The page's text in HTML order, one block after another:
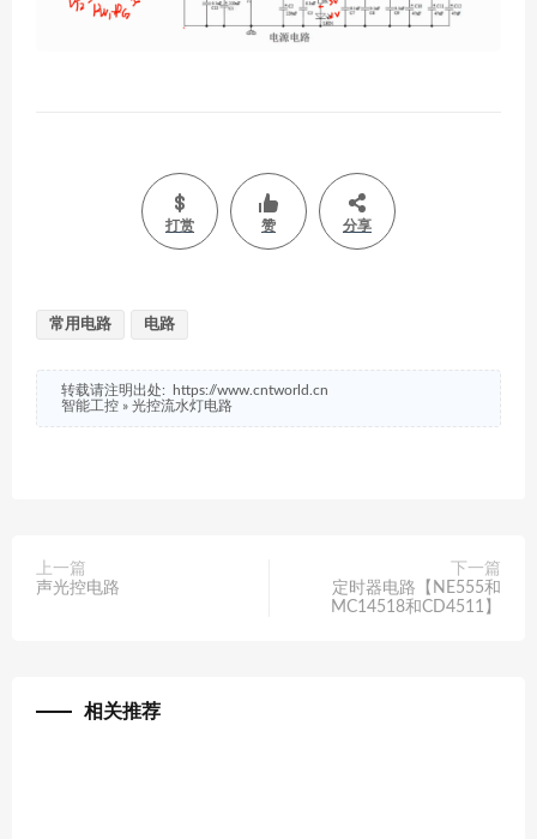
打赏 赞 分享
常用电路 电路
转载请注明出处:
https://www.cntworld.cn
智能工控 » 光控流水灯电路
上一篇
声光控电路
下一篇
定时器电路【NE555和
MC14518和CD4511】
相关推荐